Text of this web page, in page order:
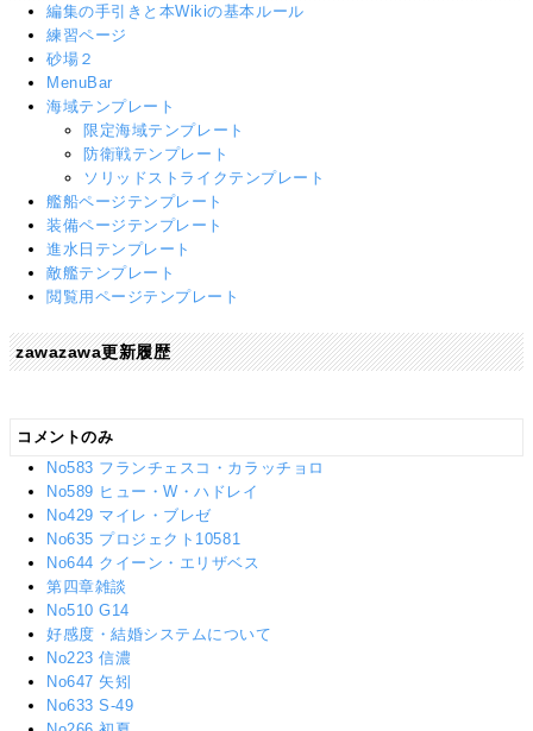
編集の手引きと本Wikiの基本ルール
練習ページ
砂場２
MenuBar
海域テンプレート
限定海域テンプレート
防衛戦テンプレート
ソリッドストライクテンプレート
艦船ページテンプレート
装備ページテンプレート
進水日テンプレート
敵艦テンプレート
閲覧用ページテンプレート
zawazawa更新履歴
コメントのみ
No583 フランチェスコ・カラッチョロ
No589 ヒュー・W・ハドレイ
No429 マイレ・ブレゼ
No635 プロジェクト10581
No644 クイーン・エリザベス
第四章雑談
No510 G14
好感度・結婚システムについて
No223 信濃
No647 矢矧
No633 S-49